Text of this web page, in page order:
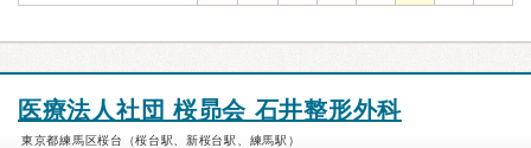
医療法人社団 桜昴会 石井整形外科
東京都練馬区桜台（桜台駅、新桜台駅、練馬駅）